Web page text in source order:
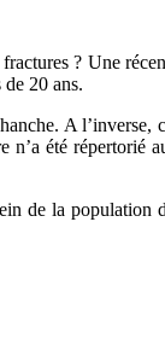
? Une
20 ans.
A l’inverse,
été répertorié
de la population